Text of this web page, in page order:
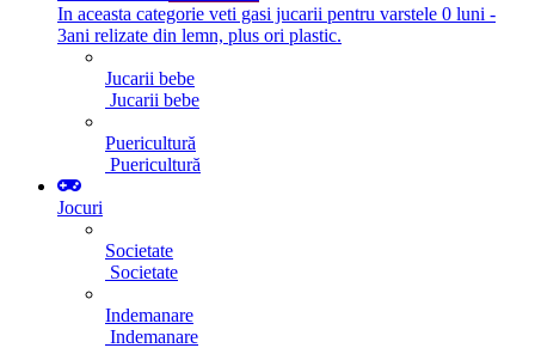
In aceasta categorie veti gasi jucarii pentru varstele 0 luni -
3ani relizate din lemn, plus ori plastic.
Jucarii bebe
Jucarii bebe
Puericultură
Puericultură
Jocuri
Societate
Societate
Indemanare
Indemanare